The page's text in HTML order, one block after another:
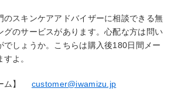
のスキンケアアドバイザーに相談できる無
グのサービスがあります。心配な方は問い
でしょうか。こちらは購入後180日間メー
よ。
ム】 customer@iwamizu.jp